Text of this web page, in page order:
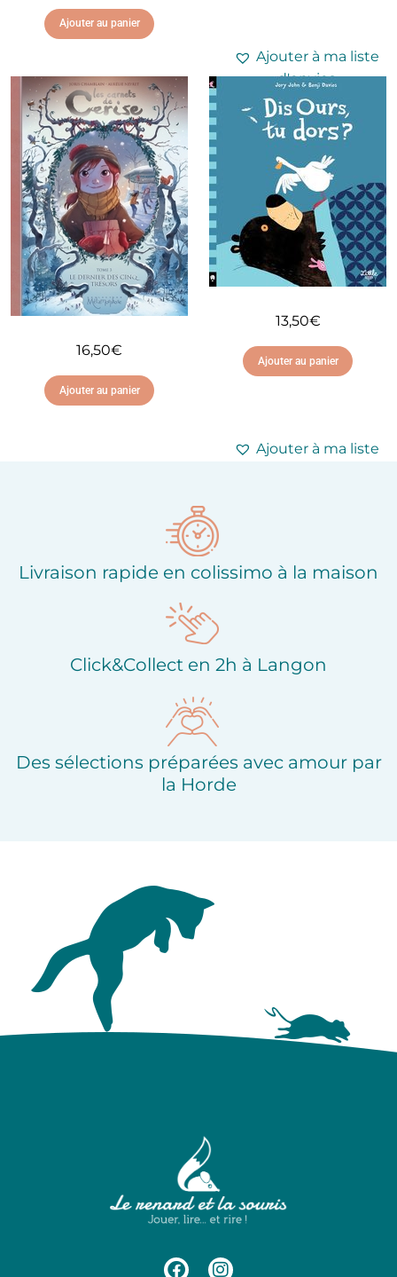
Ajouter au panier
Ajouter à ma liste
d'envies
Ajouter à ma liste
d'envies
16,50€
Ajouter au panier
13,50€
Ajouter au panier
Ajouter à ma liste
Livraison rapide en colissimo à la maison
Click&Collect en 2h à Langon
Des sélections préparées avec amour par
la Horde